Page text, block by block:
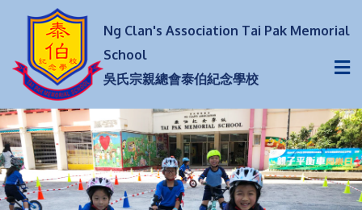
Ng Clan's Association Tai Pak Memorial
School
吳氏宗親總會泰伯紀念學校